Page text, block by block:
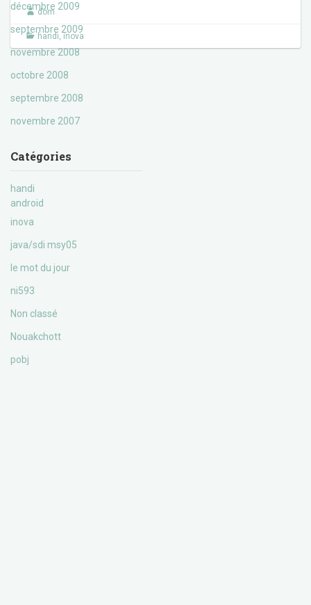
décembre 2009
septembre 2009
novembre 2008
octobre 2008
septembre 2008
novembre 2007
Catégories
handi
android
inova
java/sdi msy05
le mot du jour
ni593
Non classé
Nouakchott
pobj
dom
handi, inova